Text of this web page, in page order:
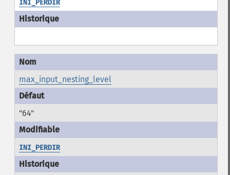
INI_PERDIR
max_input_nesting_level
"64"
INI_PERDIR